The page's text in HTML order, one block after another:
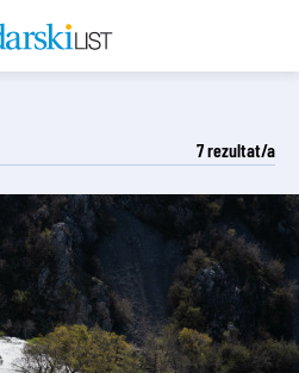
7rezultat/a